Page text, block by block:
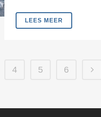
LEES MEER
4 5 6